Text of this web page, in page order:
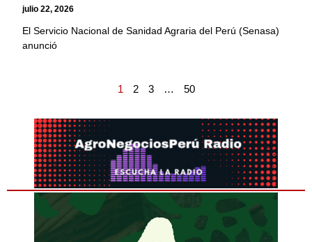
julio 22, 2026
El Servicio Nacional de Sanidad Agraria del Perú (Senasa)
anunció
1 2 3 … 50